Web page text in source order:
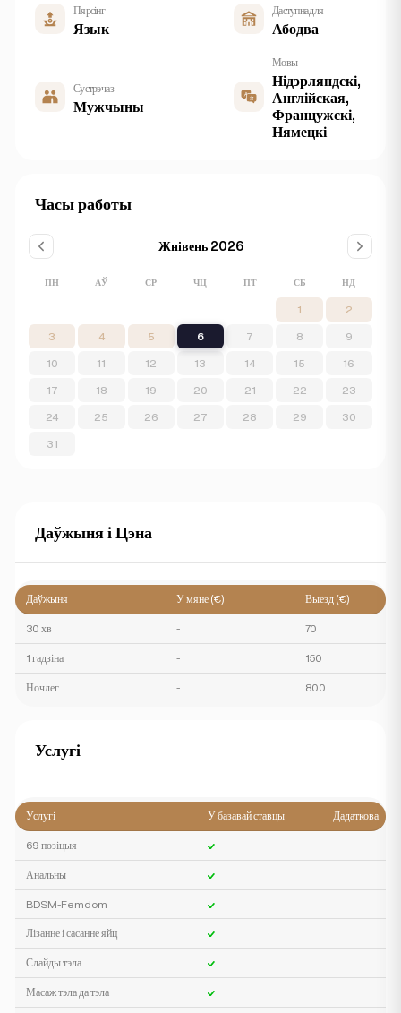
Пярсінг
Язык
Даступна для
Абодва
Сустрэча з
Мужчыны
Мовы
Нідэрляндскі,
Англійская,
Францужскі,
Нямецкі
Часы работы
Жнівень 2026
ПН АЎ СР ЧЦ ПТ СБ НД
1 2
3 4 5 6 7 8 9
10 11 12 13 14 15 16
17 18 19 20 21 22 23
24 25 26 27 28 29 30
31
Даўжыня і Цэна
Даўжыня У мяне (€) Выезд (€)
30 хв - 70
1 гадзіна - 150
Ночлег - 800
Услугі
Услугі У базавай ставцы Дадаткова
69 позіцыя
Анальны
BDSM-Femdom
Лізанне і сасанне яйц
Слайды тэла
Масаж тэла да тэла